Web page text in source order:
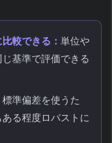
較できる： 単位や
基準で評価できる
標準偏差を使うた
る程度ロバストに